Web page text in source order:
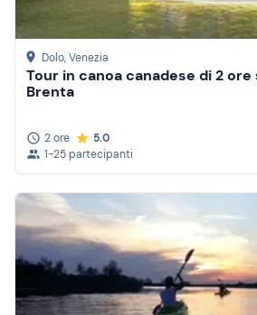
Dolo, Venezia
Tour in canoa canadese di 2 ore
Brenta
2 ore
5.0
1-25 partecipanti